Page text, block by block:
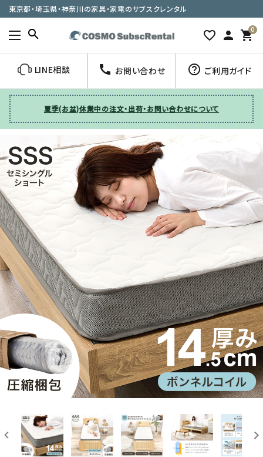
東京都・埼玉県・神奈川の家具・家電のサブスクレンタル
search favorite_border person 0
shopping_cart
LINE相談 call お問い合わせ help_outline ご利用ガイド
夏季(お盆)休業中の注文・出荷・お問い合わせについて